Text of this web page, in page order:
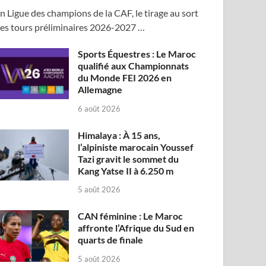
Ligue des champions de la CAF, le tirage au sort
tours préliminaires 2026-2027 …
Sports Équestres : Le Maroc
qualifié aux Championnats
du Monde FEI 2026 en
Allemagne
6 août 2026
Himalaya : À 15 ans,
l’alpiniste marocain Youssef
Tazi gravit le sommet du
Kang Yatse II à 6.250 m
5 août 2026
CAN féminine : Le Maroc
affronte l’Afrique du Sud en
quarts de finale
5 août 2026